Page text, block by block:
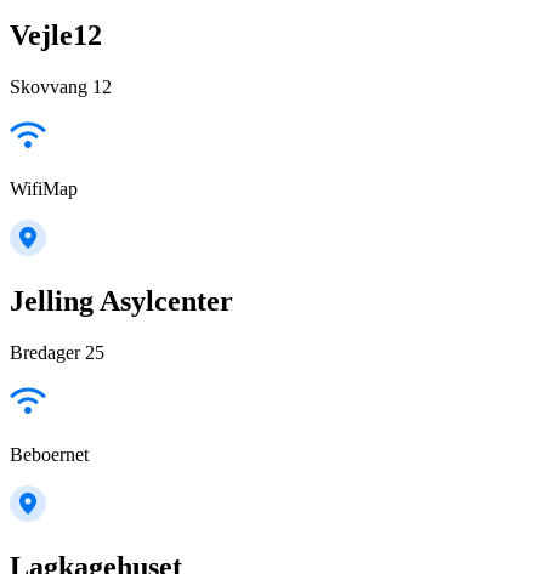
Vejle12
Skovvang 12
WifiMap
Jelling Asylcenter
Bredager 25
Beboernet
Lagkagehuset